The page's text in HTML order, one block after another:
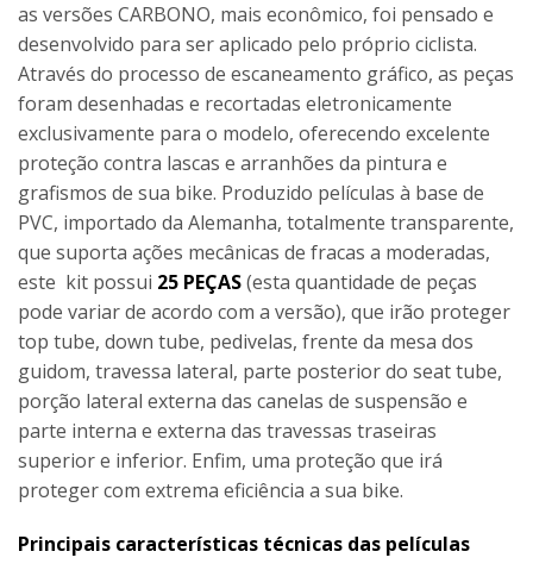
as versões CARBONO, mais econômico, foi pensado e
desenvolvido para ser aplicado pelo próprio ciclista.
Através do processo de escaneamento gráfico, as peças
foram desenhadas e recortadas eletronicamente
exclusivamente para o modelo, oferecendo excelente
proteção contra lascas e arranhões da pintura e
grafismos de sua bike. Produzido películas à base de
PVC, importado da Alemanha, totalmente transparente,
que suporta ações mecânicas de fracas a moderadas,
este kit possui 25 PEÇAS(esta quantidade de peças
pode variar de acordo com a versão), que irão proteger
top tube, down tube, pedivelas, frente da mesa dos
guidom, travessa lateral, parte posterior do seat tube,
porção lateral externa das canelas de suspensão e
parte interna e externa das travessas traseiras
superior e inferior. Enfim, uma proteção que irá
proteger com extrema eficiência a sua bike.
Principais características técnicas das películas